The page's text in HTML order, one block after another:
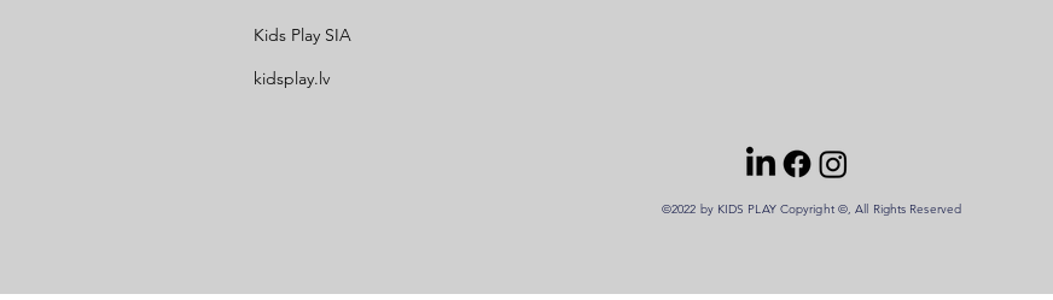
Kids Play SIA
kidsplay.lv
©2022 by KIDS PLAY Copyright ©, All Rights Reserved